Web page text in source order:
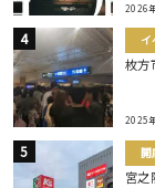
2026
イ
枚方
2025
開
宮之